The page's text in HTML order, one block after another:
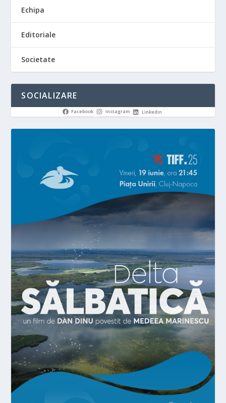
Echipa
Editoriale
Societate
SOCIALIZARE
Facebook Instagram LinkedIn